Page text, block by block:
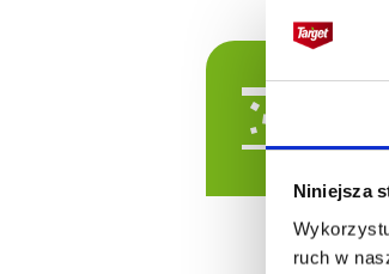
Niniejsza
ruch w